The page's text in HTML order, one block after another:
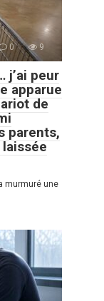
0 9
j’ai peur
apparue
de
parents,
laissée
murmuré une